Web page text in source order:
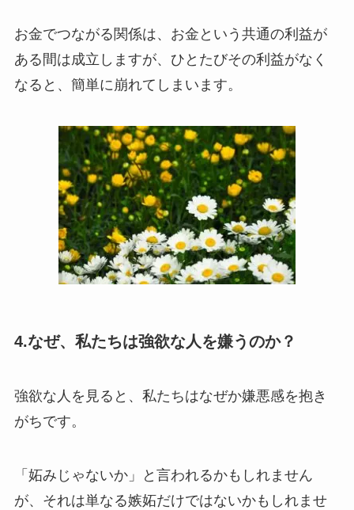
お金でつながる関係は、お金という共通の利益が
ある間は成立しますが、ひとたびその利益がなく
なると、簡単に崩れてしまいます。
4.なぜ、私たちは強欲な人を嫌うのか？
強欲な人を見ると、私たちはなぜか嫌悪感を抱き
がちです。
「妬みじゃないか」と言われるかもしれません
が、それは単なる嫉妬だけではないかもしれませ